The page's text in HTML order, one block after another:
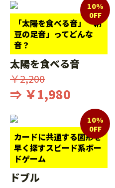
「太陽を食べる音」「納
豆の足音」ってどんな
音？
10%
0FF
太陽を食べる音
￥2,200
⇒ ￥1,980
カードに共通する図形を
早く探すスピード系ボー
ドゲーム
10%
0FF
ドブル